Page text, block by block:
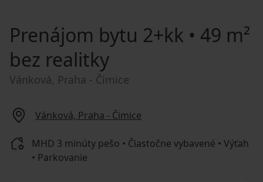
Prenájom bytu 2+kk • 49 m²
bez realitky
Vánková, Praha - Čimice
Vánková, Praha - Čimice
MHD 3 minúty pešo • Čiastočne vybavené • Výťah
• Parkovanie